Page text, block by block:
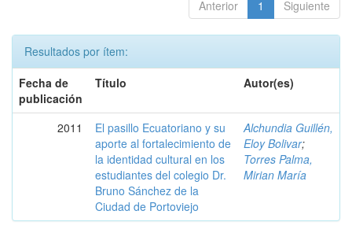
Anterior 1 Siguiente
Resultados por ítem:
Fecha de
publicación
Título Autor(es)
2011
El pasillo Ecuatoriano y su
aporte al fortalecimiento de
la identidad cultural en los
estudiantes del colegio Dr.
Bruno Sánchez de la
Ciudad de Portoviejo
Alchundia Guillén,
Eloy Bolivar;
Torres Palma,
Mirian María